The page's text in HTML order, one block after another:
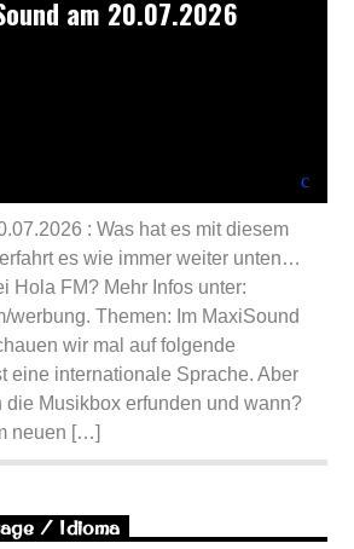
am 20.07.2026
: Was hat es mit diesem
es wie immer weiter unten…
Hola FM? Mehr Infos unter:
werbung. Themen: Im MaxiSound
wir mal auf folgende
eine internationale Sprache. Aber
die Musikbox erfunden und wann?
neuen […]
/ Idioma